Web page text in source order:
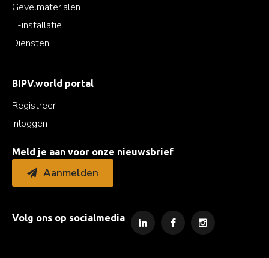
Gevelmaterialen
E-installatie
Diensten
BIPV.world portal
Registreer
Inloggen
Meld je aan voor onze nieuwsbrief
Aanmelden
Volg ons op socialmedia